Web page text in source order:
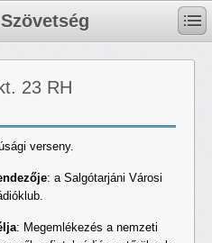
23 RH
verseny.
: a Salgótarjáni Városi
: Megemlékezés a nemzeti